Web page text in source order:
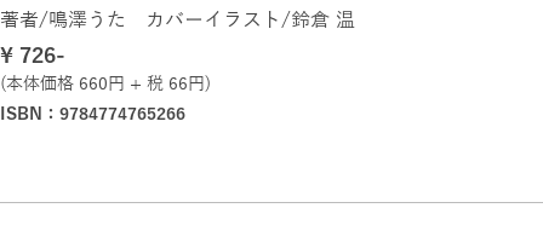
著者/鳴澤うた カバーイラスト/鈴倉 温
\ 726-
(本体価格 660円 + 税 66円)
ISBN：9784774765266